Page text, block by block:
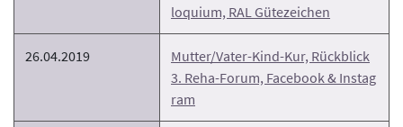
loquium, RAL Gütezeichen
26.04.2019
Mutter/Vater-Kind-Kur, Rückblick
3. Reha-Forum, Facebook & Instag
ram